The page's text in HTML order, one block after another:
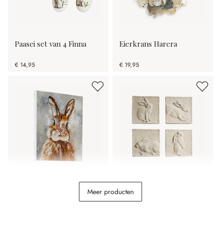
Paasei set van 4 Finna
€ 14,95
Eierkrans Harera
€ 19,95
Afbeelding set van 4
Cervique
Meer producten